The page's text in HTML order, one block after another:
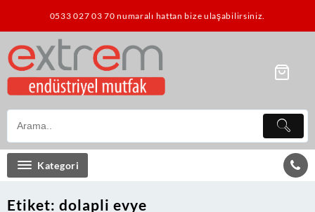
0533 027 03 70 numaralı hattan bize ulaşabilirsiniz.
Kategori
Etiket: dolapli evye